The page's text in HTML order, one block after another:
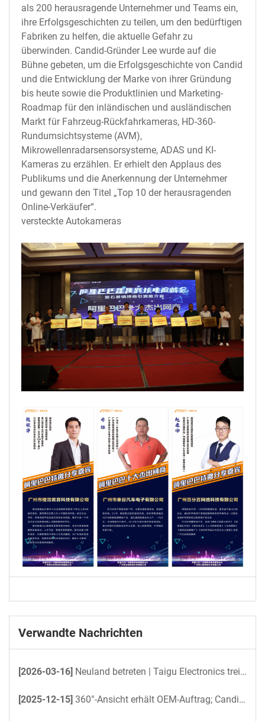
als 200 herausragende Unternehmer und Teams ein,
ihre Erfolgsgeschichten zu teilen, um den bedürftigen
Fabriken zu helfen, die aktuelle Gefahr zu
überwinden. Candid-Gründer Lee wurde auf die
Bühne gebeten, um die Erfolgsgeschichte von Candid
und die Entwicklung der Marke von ihrer Gründung
bis heute sowie die Produktlinien und Marketing-
Roadmap für den inländischen und ausländischen
Markt für Fahrzeug-Rückfahrkameras, HD-360-
Rundumsichtsysteme (AVM),
Mikrowellenradarsensorsysteme, ADAS und KI-
Kameras zu erzählen. Er erhielt den Applaus des
Publikums und die Anerkennung der Unternehmer
und gewann den Titel „Top 10 der herausragenden
Online-Verkäufer“.
versteckte Autokameras
Verwandte Nachrichten
[2026-03-16] Neuland betreten | Taigu Electronics treibt unbemannte Yacht mit 360°-Rundumsichtprojekt an
[2025-12-15] 360°-Ansicht erhält OEM-Auftrag; Candid sichert sich Pilotauftrag für Busse 2026